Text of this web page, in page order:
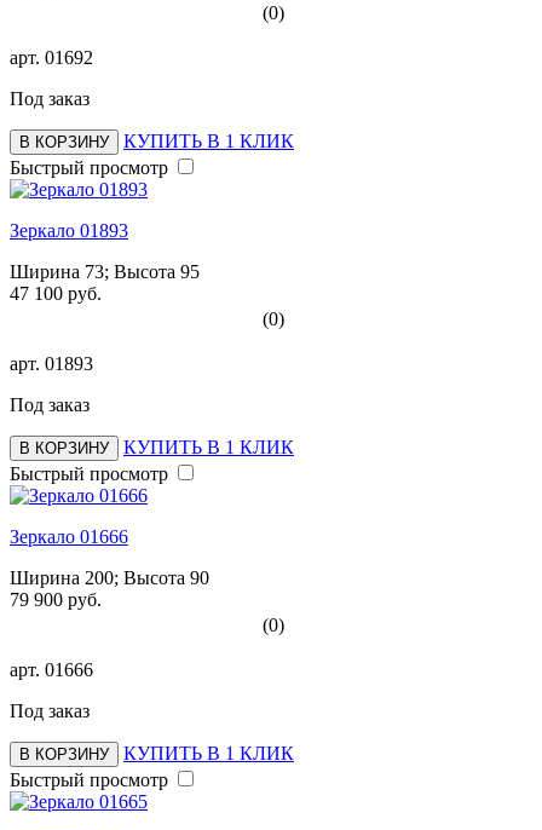
(0)
арт. 01692
Под заказ
В КОРЗИНУ
КУПИТЬ В 1 КЛИК
Быстрый просмотр
Зеркало 01893
Ширина 73; Высота 95
47 100 руб.
(0)
арт. 01893
Под заказ
В КОРЗИНУ
КУПИТЬ В 1 КЛИК
Быстрый просмотр
Зеркало 01666
Ширина 200; Высота 90
79 900 руб.
(0)
арт. 01666
Под заказ
В КОРЗИНУ
КУПИТЬ В 1 КЛИК
Быстрый просмотр